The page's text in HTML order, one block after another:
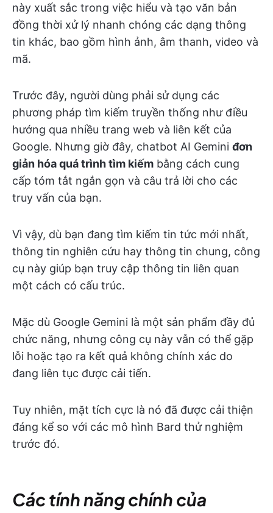
này xuất sắc trong việc hiểu và tạo văn bản
đồng thời xử lý nhanh chóng các dạng thông
tin khác, bao gồm hình ảnh, âm thanh, video và
mã.
Trước đây, người dùng phải sử dụng các
phương pháp tìm kiếm truyền thống như điều
hướng qua nhiều trang web và liên kết của
Google. Nhưng giờ đây, chatbot AI Gemini đơn
giản hóa quá trình tìm kiếm bằng cách cung
cấp tóm tắt ngắn gọn và câu trả lời cho các
truy vấn của bạn.
Vì vậy, dù bạn đang tìm kiếm tin tức mới nhất,
thông tin nghiên cứu hay thông tin chung, công
cụ này giúp bạn truy cập thông tin liên quan
một cách có cấu trúc.
Mặc dù Google Gemini là một sản phẩm đầy đủ
chức năng, nhưng công cụ này vẫn có thể gặp
lỗi hoặc tạo ra kết quả không chính xác do
đang liên tục được cải tiến.
Tuy nhiên, mặt tích cực là nó đã được cải thiện
đáng kể so với các mô hình Bard thử nghiệm
trước đó.
Các tính năng chính của